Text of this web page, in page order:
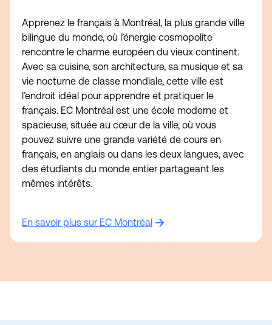
Apprenez le français à Montréal, la plus grande ville
bilingue du monde, où l’énergie cosmopolite
rencontre le charme européen du vieux continent.
Avec sa cuisine, son architecture, sa musique et sa
vie nocturne de classe mondiale, cette ville est
l’endroit idéal pour apprendre et pratiquer le
français. EC Montréal est une école moderne et
spacieuse, située au cœur de la ville, où vous
pouvez suivre une grande variété de cours en
français, en anglais ou dans les deux langues, avec
des étudiants du monde entier partageant les
mêmes intérêts.
En savoir plus sur EC Montréal